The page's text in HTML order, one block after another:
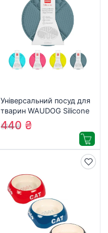
Універсальний посуд для
тварин WAUDOG Silicone
Килимок для злизування
21х21х3 см сірий (235011)
518₴
440 ₴